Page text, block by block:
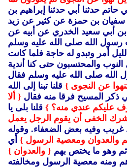
حاتم حدثنا أبي حدثنا إبراهيم بن
سفيان بن حمزة عن كثير عن زيد
أبي سعيد الخدري عن أبيه عن
رسول الله صلى الله عليه وسلم
أمر وتبدو له حاجة فلما كانت
والمحتسبون حتى كنا أندية
الله صلى الله عليه وسلم فقال
عن النجوى } قلنا تبنا إلى الله
ذكر المسيح فرقا منه فقال { ألا
عليكم عندي منه؟ } قلنا بلى يا
الخفى أن يقوم الرجل يعمل
غريب وفيه بعض الضعفاء. وقوله
والعدوان ومعصية الرسول } أي
وهو ما يختص بهم { والعدوان }
ومنه معصية الرسول ومخالفته